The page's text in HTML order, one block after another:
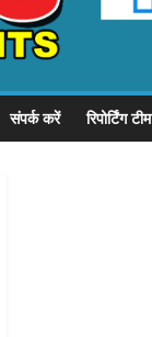
संपर्क करें रिपोर्टिंग टीम